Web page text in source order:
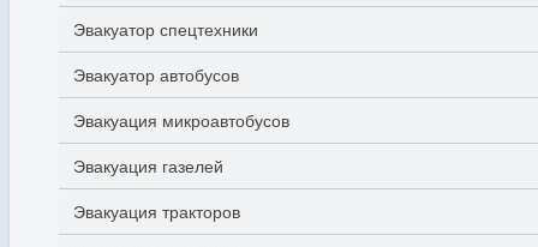
Эвакуатор спецтехники
Эвакуатор автобусов
Эвакуация микроавтобусов
Эвакуация газелей
Эвакуация тракторов